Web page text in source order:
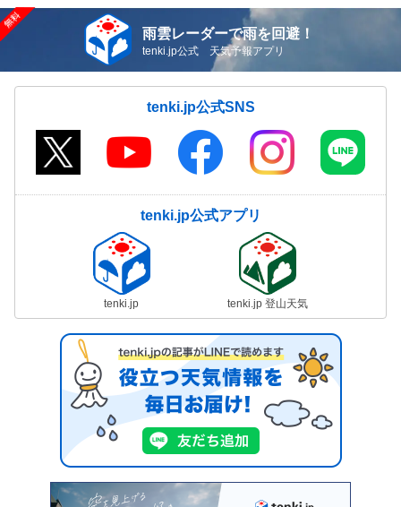
雨雲レーダーで雨を回避！
tenki.jp公式 天気予報アプリ
tenki.jp公式SNS
tenki.jp公式アプリ
tenki.jp tenki.jp 登山天気